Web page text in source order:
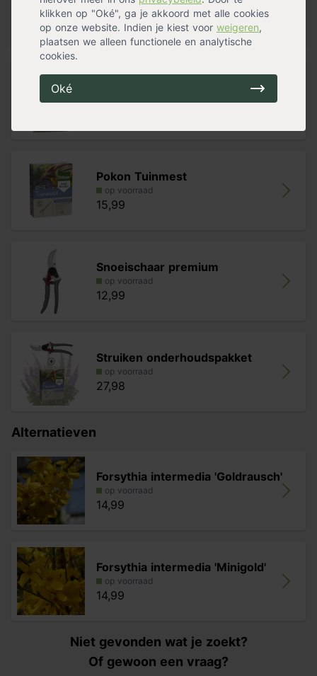
klikken op "Oké", ga je akkoord met alle cookies
op onze website. Indien je kiest voor weigeren,
plaatsen we alleen functionele en analytische
cookies.
Oké
op voorraad
14,39
Pokon Tuinmest
op voorraad
15,99
Snoeischaar premium
op voorraad
12,99
Struiken onderhoudspakket
op voorraad
27,98
Alternatieven
Forsythia intermedia 'Goldrausch'
op voorraad
14,99
Forsythia intermedia 'Minigold'
op voorraad
14,99
Niet gevonden wat je zoekt?
Of gewoon een vraag?